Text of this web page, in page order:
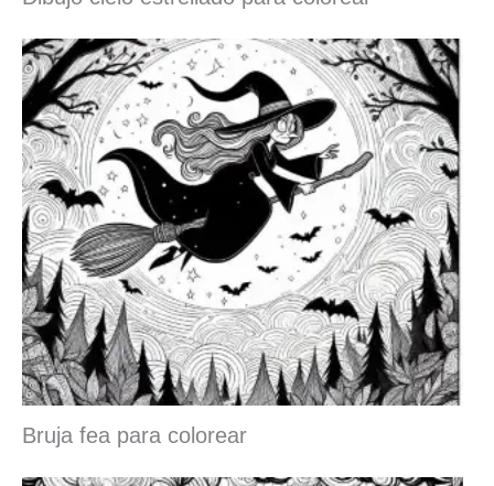
Bruja fea para colorear